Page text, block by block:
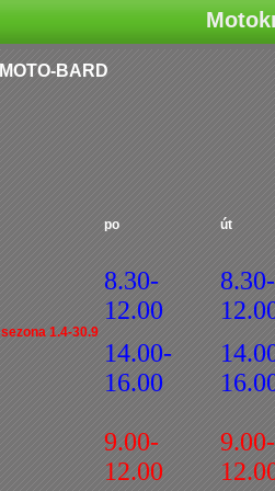
MOTO-BARD
po út
sezona 1.4-30.9
8.30-
12.00
14.00-
16.00
8.30-
9.00-
12.00
9.00-